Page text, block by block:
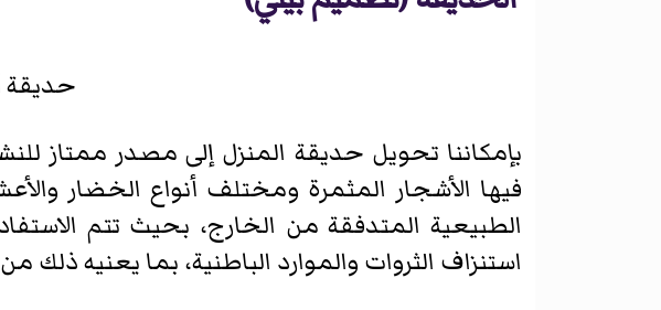
حديقة
بإمكاننا تحويل حديقة المنزل إلى مصدر ممتاز
فيها الأشجار المثمرة ومختلف أنواع الخضار
الطبيعية المتدفقة من الخارج، بحيث تتم
استنزاف الثروات والموارد الباطنية، بما يعنيه ذلك